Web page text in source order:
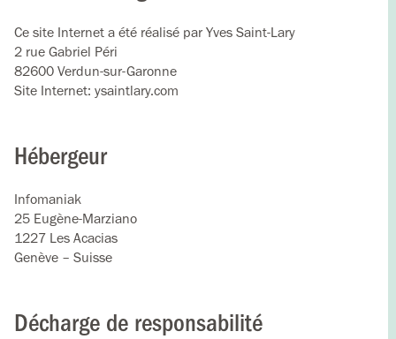
Ce site Internet a été réalisé par Yves Saint-Lary
2 rue Gabriel Péri
82600 Verdun-sur-Garonne
Site Internet: ysaintlary.com
Hébergeur
Infomaniak
25 Eugène-Marziano
1227 Les Acacias
Genève – Suisse
Décharge de responsabilité